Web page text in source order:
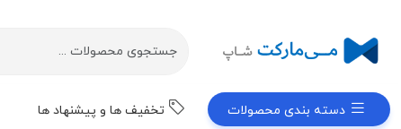
دسته بندی محصولات تخفیف ها و پیشنهاد ها